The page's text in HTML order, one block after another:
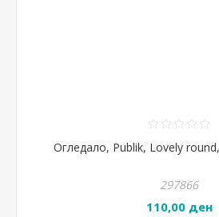
Огледало, Publik, Lovely
297866
110,00 ден